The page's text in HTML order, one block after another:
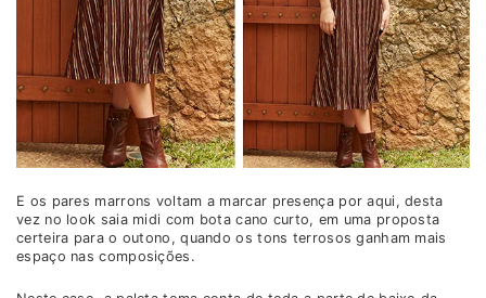
E os pares marrons voltam a marcar presença por aqui, desta
vez no look saia midi com bota cano curto, em uma proposta
certeira para o outono, quando os tons terrosos ganham mais
espaço nas composições.